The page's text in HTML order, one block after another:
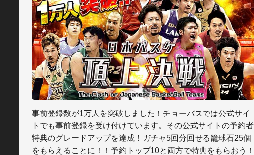
事前登録数が1万人を突破しました！チョーバスでは公式サイ
トでも事前登録を受け付けています。その公式サイトの予約者
特典のグレードアップを達成！ガチャ5回分回せる籠球石25個
をもらえることに！！予約トップ10と両方で特典をもらおう！